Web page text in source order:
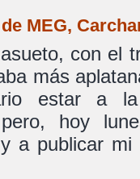
MEG,
con el
más
estar a
hoy
a publicar